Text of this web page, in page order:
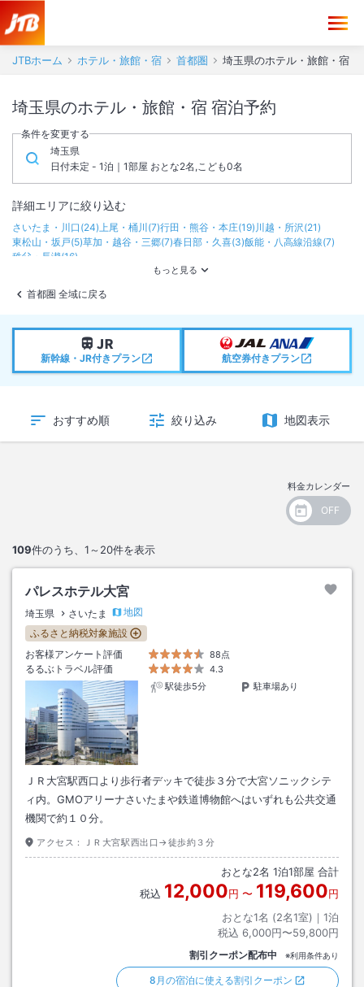
JTBホーム ホテル・旅館・宿 首都圏 埼玉県のホテル・旅館・宿
埼玉県のホテル・旅館・宿 宿泊予約
条件を変更する
埼玉県
日付未定 - 1泊｜1部屋 おとな2名,こども0名
詳細エリアに絞り込む
さいたま・川口 (24)上尾・桶川 (7)行田・熊谷・本庄(19) 川越・所沢(21)
東松山・坂戸(5)草加・越谷・三郷(7)春日部・久喜(3)飯能・八高線沿線(7)
秩父・長瀞(16)
首都圏 全域に戻る
新幹線・JR付きプラン 航空券付きプラン
おすすめ順 絞り込み 地図表示
料金カレンダー
109件のうち、 1～20件を表示
パレスホテル大宮
埼玉県 さいたま
地図
ふるさと納税対象施設
お客様アンケート評価
88点
るるぶトラベル評価
4.3
駅徒歩5分
駐車場あり
ＪＲ大宮駅西口より歩行者デッキで徒歩３分で大宮ソニックシテ
ィ内。GMOアリーナさいたまや鉄道博物館へはいずれも公共交通
機関で約１０分。
アクセス： ＪＲ大宮駅西出口→徒歩約３分
おとな2名 1泊1部屋 合計
税込 12,000円 〜 119,600円
おとな1名 (2名1室)｜ 1泊
税込 6,000円〜59,800円
割引クーポン配布中 ※利用条件あり
8月の宿泊に使える割引クーポン